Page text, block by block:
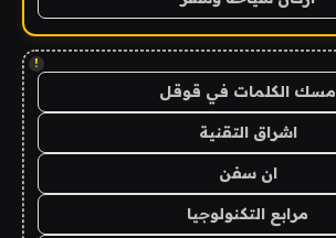
!
مسك الكلمات في قوقل
اشراق التقنية
ان سفن
مرابع التكنولوجيا